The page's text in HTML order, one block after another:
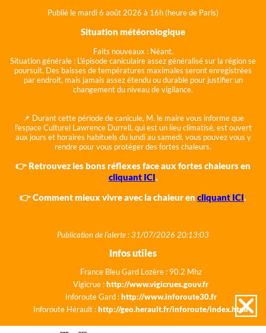
Publié le mardi 6 août 2026 à 16h (heure de Paris)
Situation météorologique
Faits nouveaux : Néant.
Situation générale : L'épisode caniculaire assez généralisé sur la région se
poursuit. Des baisses de températures maximales seront enregistrées
par endroit, mais jamais assez étendu ou durable pour justifier un
changement du niveau de vigilance.
📌 Durant cette période de canicule, M. le maire vous informe que
l'espace Culturel Lawrence Durrell, qui est un lieu climatisé, est ouvert
aux jours et horaires habituels du lundi au samedi, vous pouvez vous y
rendre pour vous protéger des fortes chaleurs.
👉 Retrouvez les bons réflexes face aux fortes chaleurs en
cliquant ICI.
👉 Comment mieux vivre avec la chaleur en cliquant ICI.
Publication de l'alerte : 31/07/2026 20:13:03
Infos utiles
France Bleu Gard Lozère : 90.2 Mhz
Vigicrue :http://www.vigicrues.gouv.fr
Inforoute Gard :http://www.inforoute30.fr
Inforoute Hérault :http://geo.herault.fr/inforoute/index.html